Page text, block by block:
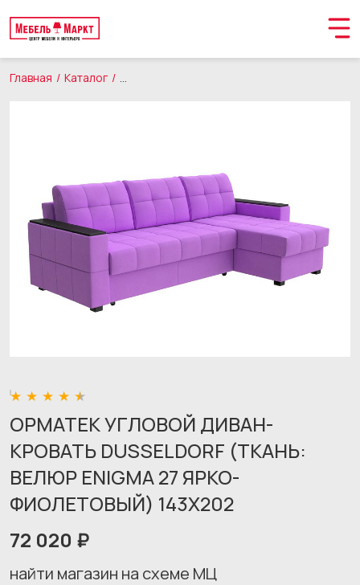
Главная Каталог Мягкая мебель
ОРМАТЕК УГЛОВОЙ ДИВАН-
КРОВАТЬ DUSSELDORF (ТКАНЬ:
ВЕЛЮР ENIGMA 27 ЯРКО-
ФИОЛЕТОВЫЙ) 143X202
72 020 ₽
найти магазин на схеме МЦ
Обращение принято